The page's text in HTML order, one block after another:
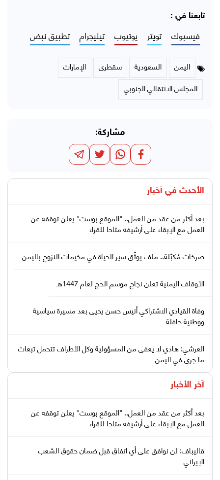
تابعنا في :
فيسبوك تويتر يوتيوب تيليجرام تطبيق نبض
اليمن السعودية سقطرى
الإمارات
المجلس الانتقالي الجنوبي
مشاركة:
الأحدث في أخبار
بعد أكثر من عقد من العمل.. "الموقع بوست" يعلن توقفه عن
العمل مع الإبقاء على أرشيفه متاحا للقراء
صرخات مُكبّلة.. ملف يوثّق سير الحياة في مخيمات النزوح باليمن
الأوقاف اليمنية تعلن نجاح موسم الحج لعام 1447هـ
وفاة القيادي الاشتراكي أنيس حسن يحيى بعد مسيرة سياسية
ووطنية حافلة
العرشي: هادي لا يعفى من المسؤولية وكل الأطراف تتحمل تبعات
ما جرى في اليمن
آخر الأخبار
بعد أكثر من عقد من العمل.. "الموقع بوست" يعلن توقفه عن
العمل مع الإبقاء على أرشيفه متاحا للقراء
قاليباف: لن نوافق على أي اتفاق قبل ضمان حقوق الشعب
الإيراني